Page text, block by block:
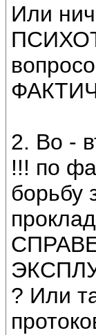
Или
2. Во -
!!! по
? Или